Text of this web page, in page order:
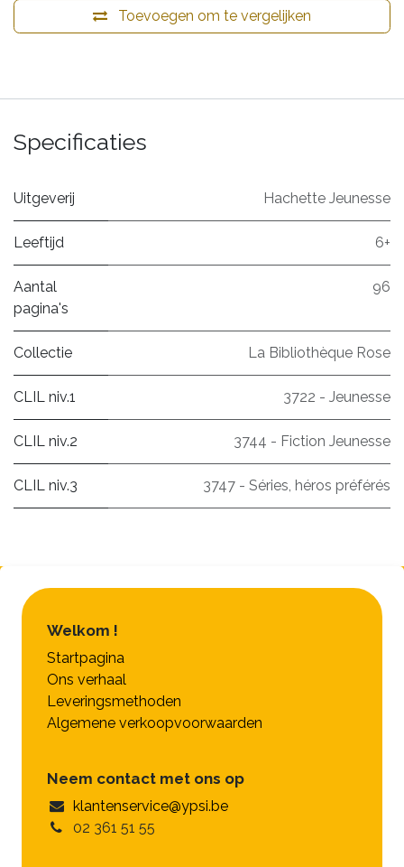
Toevoegen om te vergelijken
Specificaties
Uitgeverij Hachette Jeunesse
Leeftijd 6+
Aantal
pagina's
96
Collectie La Bibliothèque Rose
CLIL niv.1 3722 - Jeunesse
CLIL niv.2 3744 - Fiction Jeunesse
CLIL niv.3 3747 - Séries, héros préférés
Welkom !
Startpagina
Ons verhaal
Leveringsmethoden
Algemene verkoopvoorwaarden
Neem contact met ons op
klantenservice@ypsi.be
02 361 51 55